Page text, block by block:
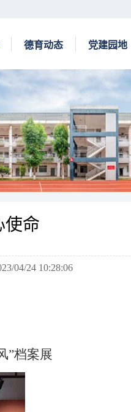
德育动态 党建园地
使命
04/24 10:28:06